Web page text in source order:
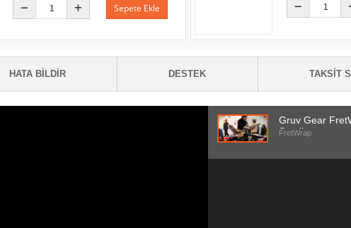
Sepete Ekle
HATA BILDIR DESTEK TAKSIT
Gruv Gear
Small
FretWrap